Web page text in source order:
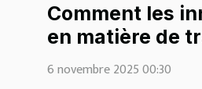
Comment les
en matière de
urbain
6 novembre 2025 00:30